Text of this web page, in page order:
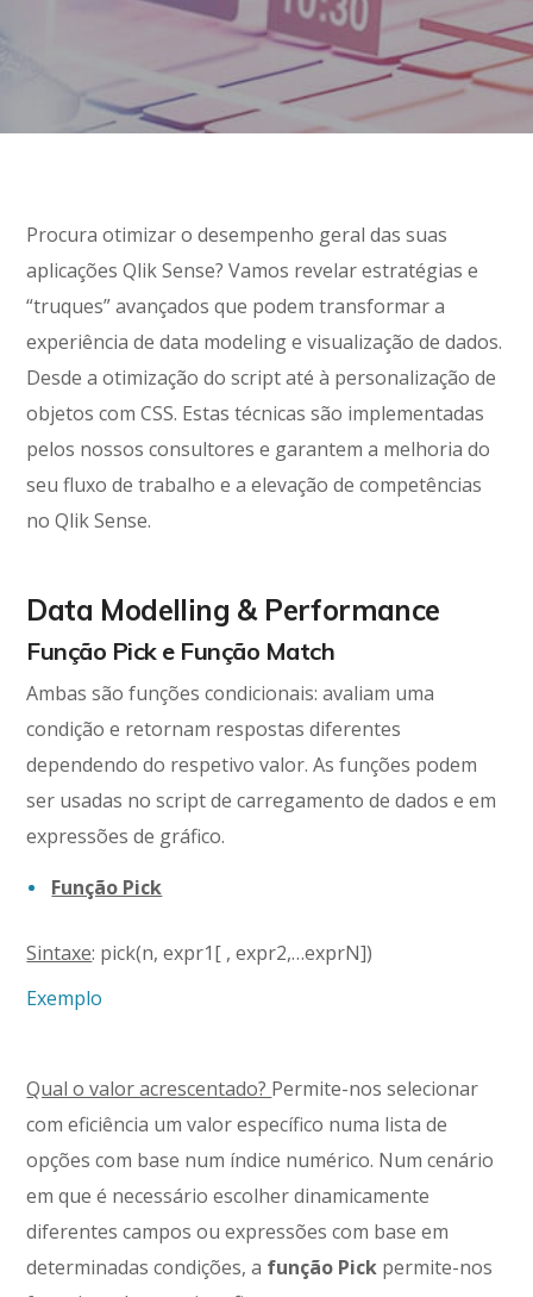
Procura otimizar o desempenho geral das suas
aplicações Qlik Sense? Vamos revelar estratégias e
“truques” avançados que podem transformar a
experiência de data modeling e visualização de dados.
Desde a otimização do script até à personalização de
objetos com CSS. Estas técnicas são implementadas
pelos nossos consultores e garantem a melhoria do
seu fluxo de trabalho e a elevação de competências
no Qlik Sense.
Data Modelling & Performance
Função Pick e Função Match
Ambas são funções condicionais: avaliam uma
condição e retornam respostas diferentes
dependendo do respetivo valor. As funções podem
ser usadas no script de carregamento de dados e em
expressões de gráfico.
Função Pick
Sintaxe: pick(n, expr1[ , expr2,…exprN])
Exemplo
Qual o valor acrescentado? Permite-nos selecionar
com eficiência um valor específico numa lista de
opções com base num índice numérico. Num cenário
em que é necessário escolher dinamicamente
diferentes campos ou expressões com base em
determinadas condições, a função Pick permite-nos